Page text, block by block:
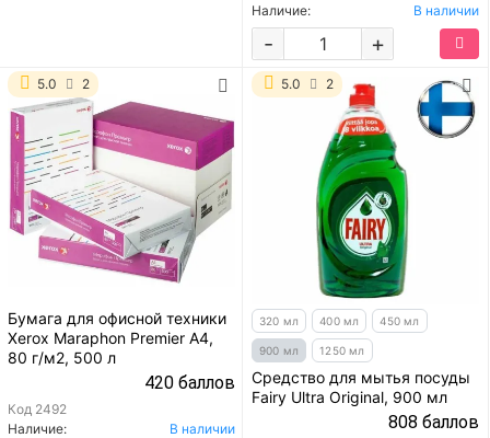
Наличие:
В наличии
+
-
5.0 2
Бумага для офисной техники
Xerox Maraphon Premier A4,
80 г/м2, 500 л
420 баллов
Код 2492
Наличие:
В наличии
5.0 2
320 мл 400 мл 450 мл
900 мл 1250 мл
Средство для мытья посуды
Fairy Ultra Original, 900 мл
808 баллов